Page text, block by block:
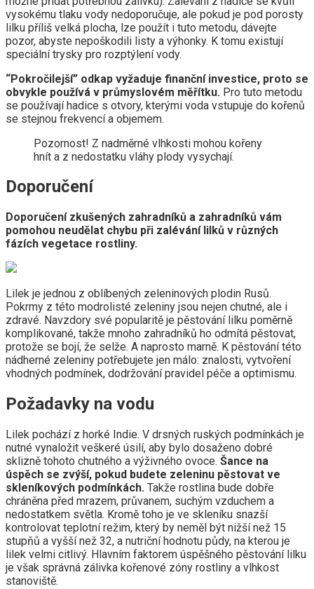
vysokému tlaku vody nedoporučuje, ale pokud je pod porosty
lilku příliš velká plocha, lze použít i tuto metodu, dávejte
pozor, abyste nepoškodili listy a výhonky. K tomu existují
speciální trysky pro rozptýlení vody.
“Pokročilejší” odkap vyžaduje finanční investice, proto se
obvykle používá v průmyslovém měřítku. Pro tuto metodu
se používají hadice s otvory, kterými voda vstupuje do kořenů
se stejnou frekvencí a objemem.
Pozornost! Z nadměrné vlhkosti mohou kořeny
hnít a z nedostatku vláhy plody vysychají.
Doporučení
Doporučení zkušených zahradníků a zahradníků vám
pomohou neudělat chybu při zalévání lilků v různých
fázích vegetace rostliny.
Lilek je jednou z oblíbených zeleninových plodin Rusů.
Pokrmy z této modrolisté zeleniny jsou nejen chutné, ale i
zdravé. Navzdory své popularitě je pěstování lilku poměrně
komplikované, takže mnoho zahradníků ho odmítá pěstovat,
protože se bojí, že selže. A naprosto marně. K pěstování této
nádherné zeleniny potřebujete jen málo: znalosti, vytvoření
vhodných podmínek, dodržování pravidel péče a optimismu.
Požadavky na vodu
Lilek pochází z horké Indie. V drsných ruských podmínkách je
nutné vynaložit veškeré úsilí, aby bylo dosaženo dobré
sklizně tohoto chutného a výživného ovoce. Šance na
úspěch se zvýší, pokud budete zeleninu pěstovat ve
skleníkových podmínkách. Takže rostlina bude dobře
chráněna před mrazem, průvanem, suchým vzduchem a
nedostatkem světla. Kromě toho je ve skleníku snazší
kontrolovat teplotní režim, který by neměl být nižší než 15
stupňů a vyšší než 32, a nutriční hodnotu půdy, na kterou je
lilek velmi citlivý. Hlavním faktorem úspěšného pěstování lilku
je však správná zálivka kořenové zóny rostliny a vlhkost
stanoviště.